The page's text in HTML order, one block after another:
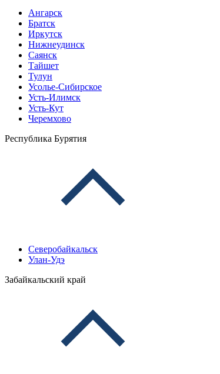
Ангарск
Братск
Иркутск
Нижнеудинск
Саянск
Тайшет
Тулун
Усолье-Сибирское
Усть-Илимск
Усть-Кут
Черемхово
Республика Бурятия
Северобайкальск
Улан-Удэ
Забайкальский край